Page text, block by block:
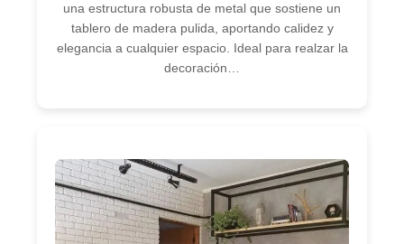
una estructura robusta de metal que sostiene un
tablero de madera pulida, aportando calidez y
elegancia a cualquier espacio. Ideal para realzar la
decoración…